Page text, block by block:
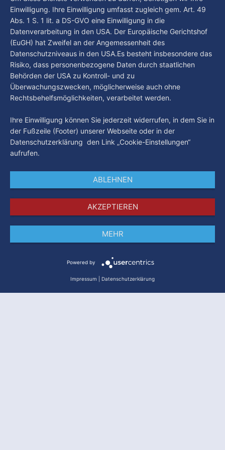
Datenschutz
Einwilligung. Ihre Einwilligung umfasst zugleich gem. Art. 49
Abs. 1 S. 1 lit. a DS-GVO eine Einwilligung in die
Datenverarbeitung in den USA. Der Europäische Gerichtshof
(EuGH) hat Zweifel an der Angemessenheit des
Datenschutzniveaus in den USA.Es besteht insbesondere das
Risiko, dass personenbezogene Daten durch staatlichen
Behörden der USA zu Kontroll- und zu
Überwachungszwecken, möglicherweise auch ohne
Rechtsbehelfsmöglichkeiten, verarbeitet werden.
Ihre Einwilligung können Sie jederzeit widerrufen, in dem Sie in
der Fußzeile (Footer) unserer Webseite oder in der
Datenschutzerklärung den Link „Cookie-Einstellungen“
aufrufen.
ABLEHNEN
AKZEPTIEREN
MEHR
Powered by
Impressum Datenschutzerklärung